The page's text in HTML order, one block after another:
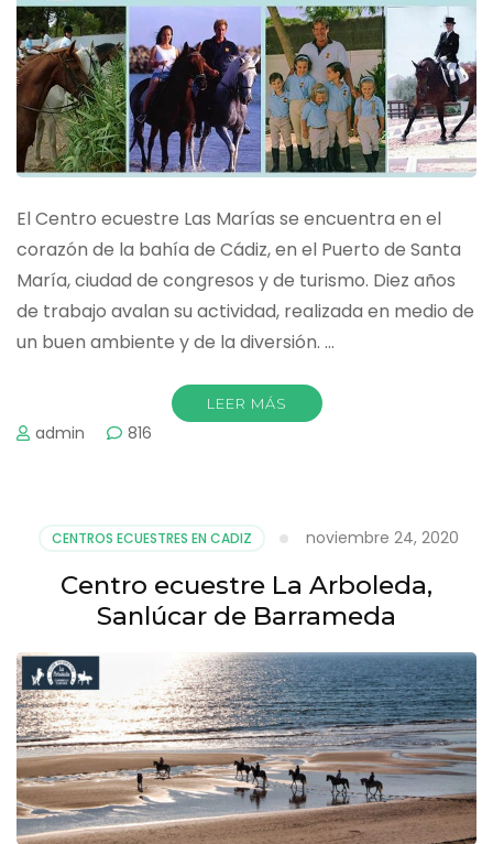
El Centro ecuestre Las Marías se encuentra en el
corazón de la bahía de Cádiz, en el Puerto de Santa
María, ciudad de congresos y de turismo. Diez años
de trabajo avalan su actividad, realizada en medio de
un buen ambiente y de la diversión. …
LEER MÁS
admin 816
CENTROS ECUESTRES EN CADIZ noviembre 24, 2020
Centro ecuestre La Arboleda,
Sanlúcar de Barrameda